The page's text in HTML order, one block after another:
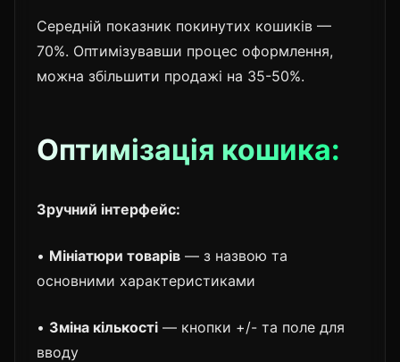
Середній показник покинутих кошиків —
70%. Оптимізувавши процес оформлення,
можна збільшити продажі на 35-50%.
Оптимізація кошика:
Зручний інтерфейс:
• Мініатюри товарів — з назвою та
основними характеристиками
• Зміна кількості — кнопки +/- та поле для
вводу